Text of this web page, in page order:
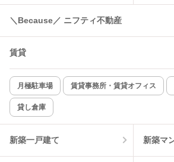
コンロ2口以上
新着のみ イ
該当件数:
3
＼Because／ ニフティ不動産
賃貸
月極駐車場 賃貸事務所・賃貸オフィス
貸し倉庫
新築一戸建て 新築マ